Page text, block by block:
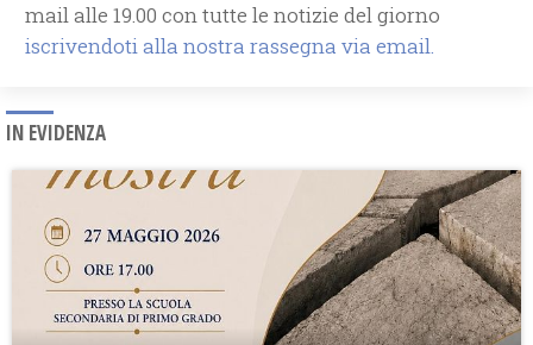
mail alle 19.00 con tutte le notizie del giorno
iscrivendoti alla nostra rassegna via email.
IN EVIDENZA